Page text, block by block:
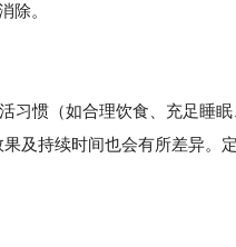
除。
习惯（如合理饮食、充足睡眠
及持续时间也会有所差异。